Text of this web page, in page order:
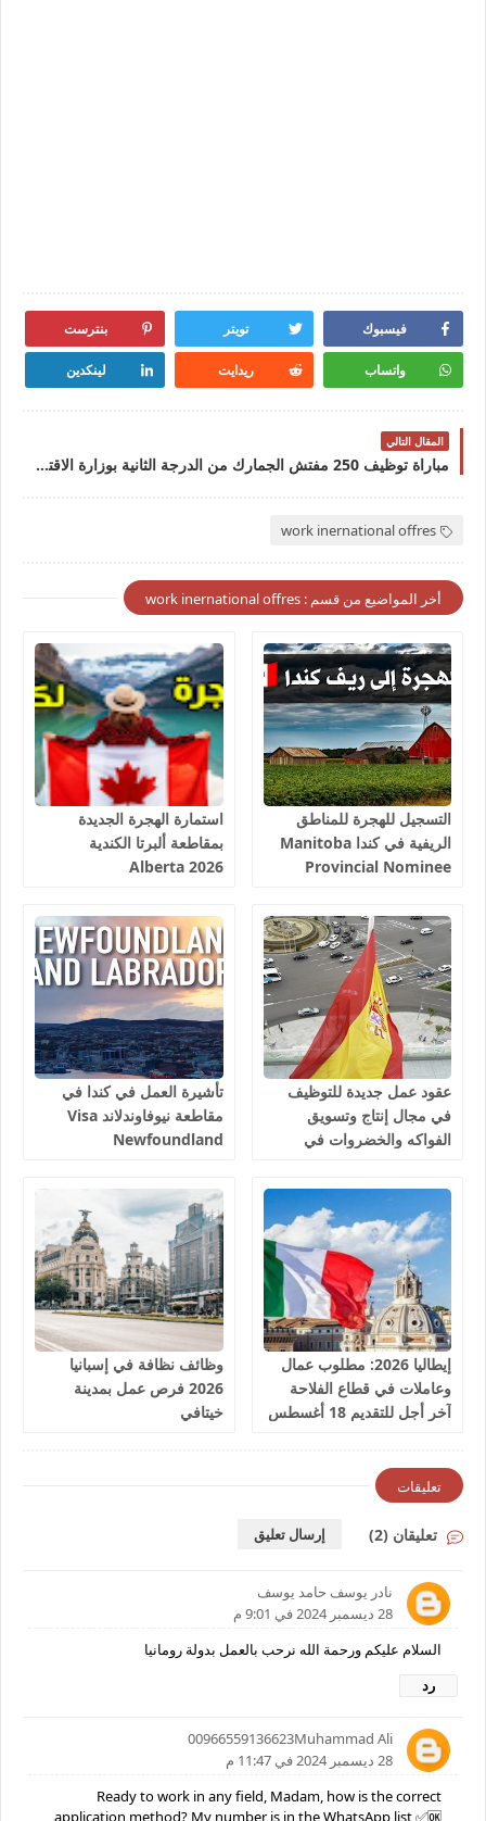
فيسبوك تويتر بنترست
واتساب ريدايت لينكدين
المقال التالي
مباراة توظيف 250 مفتش الجمارك من الدرجة الثانية بوزارة الاقتصاد والمالية آخر أجل 10 غشت 2026
work inernational offres
أخر المواضيع من قسم : work inernational offres
التسجيل للهجرة للمناطق
الريفية في كندا Manitoba
Provincial Nominee
استمارة الهجرة الجديدة
بمقاطعة ألبرتا الكندية
Alberta 2026
عقود عمل جديدة للتوظيف
في مجال إنتاج وتسويق
الفواكه والخضروات في
تأشيرة العمل في كندا في
مقاطعة نيوفاوندلاند Visa
Newfoundland
إيطاليا 2026: مطلوب عمال
وعاملات في قطاع الفلاحة
آخر أجل للتقديم 18 أغسطس
وظائف نظافة في إسبانيا
2026 فرص عمل بمدينة
خيتافي
تعليقات
تعليقان (2) إرسال تعليق
نادر يوسف حامد يوسف
28 ديسمبر 2024 في 9:01 م
السلام عليكم ورحمة الله نرحب بالعمل بدولة رومانيا
رد
00966559136623Muhammad Ali
28 ديسمبر 2024 في 11:47 م
Ready to work in any field, Madam, how is the correct
application method? My number is in the WhatsApp list ✅🆗